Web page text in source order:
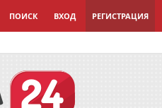
ПОИСК ВХОД РЕГИСТРАЦИЯ